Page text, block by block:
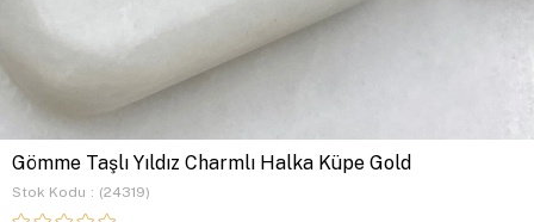
Gömme Taşlı Yıldız Charmlı Halka Küpe Gold
Stok Kodu (24319)